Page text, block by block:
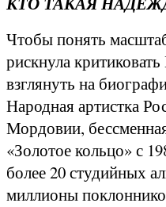
Чтобы понять
рискнула
взглянуть на
Народная артистка
Мордовии,
«Золотое кольцо» с
более 20 студийных
миллионы